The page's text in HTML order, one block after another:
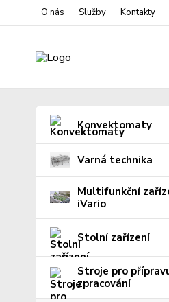
O nás Služby Kontakty
Konvektomaty
Varná technika
Multifunkční
iVario
Stolní zařízení
Stroje pro
zpracování